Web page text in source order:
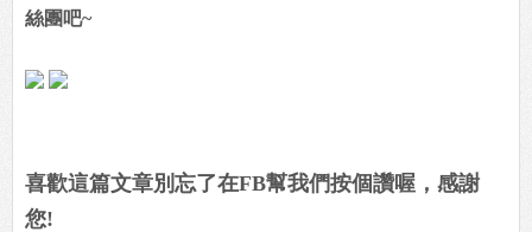
絲團吧~
喜歡這篇文章別忘了在FB幫我們按個讚喔，感謝
您!